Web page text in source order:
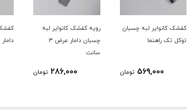
رویه کفشک کانوایر لبه
286,000 تومان
کفشک پالت لبه چسبان
دامار
656,000 تومان